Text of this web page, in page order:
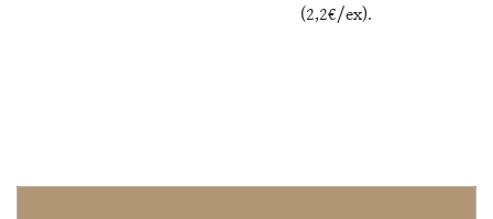
(2,2€/ex).